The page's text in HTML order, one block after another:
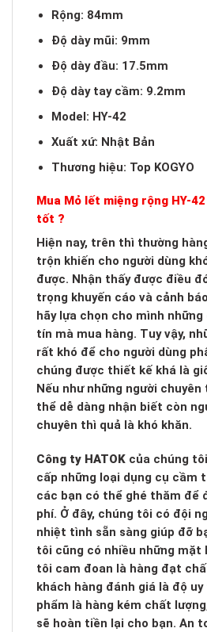
Rộng: 84mm
Độ dày mũi: 9mm
Độ dày đầu: 17.5mm
Độ dày tay cầm: 9.2mm
Model: HY-42
Xuất xứ: Nhật Bản
Thương hiệu: Top KOGYO
Mua Mỏ lết miệng rộng HY-42
tốt ?
Hiện nay, trên thì thường
trộn khiến cho người dùng
được. Nhận thấy được điều
trọng khuyến cáo và cảnh
hãy lựa chọn cho mình
tín mà mua hàng. Tuy vậy,
rất khó để cho người dùng
chúng được thiết kế khá là
Nếu như những người
thể dễ dàng nhận biết còn
chuyên thì quả là khó khăn.
Công ty HATOK của chúng
cấp những loại dụng cụ cầm
các bạn có thể ghé thăm để
phí. Ở đây, chúng tôi có đội
nhiệt tình sẵn sàng giúp đỡ
tôi cũng có nhiều những mặt
tôi cam đoan là hàng đạt
khách hàng đánh giá là độ
phẩm là hàng kém chất
sẽ hoàn tiền lại cho bạn. An